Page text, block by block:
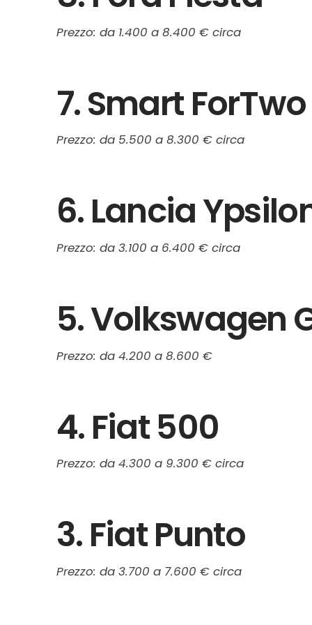
Prezzo: da 1.400 a 8.400 € circa
7. Smart ForTwo
Prezzo: da 5.500 a 8.300 € circa
6. Lancia
Prezzo: da 3.100 a 6.400 € circa
5. Volkswagen
Prezzo: da 4.200 a 8.600 €
4. Fiat 500
Prezzo: da 4.300 a 9.300 € circa
3. Fiat Punto
Prezzo: da 3.700 a 7.600 € circa